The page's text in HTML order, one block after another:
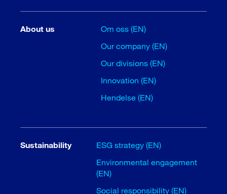
About us
Om oss (EN)
Our company (EN)
Our divisions (EN)
Innovation (EN)
Hendelse (EN)
Sustainability
ESG strategy (EN)
Environmental engagement
(EN)
Social responsibility (EN)